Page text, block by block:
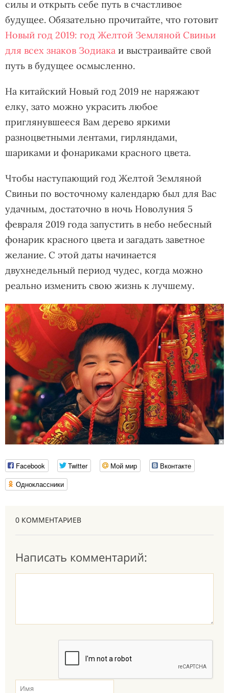
силы и открыть себе путь в счастливое
будущее. Обязательно прочитайте, что готовит
Новый год 2019: год Желтой Земляной Свиньи
для всех знаков Зодиака и выстраивайте свой
путь в будущее осмысленно.
На китайский Новый год 2019 не наряжают
елку, зато можно украсить любое
приглянувшееся Вам дерево яркими
разноцветными лентами, гирляндами,
шариками и фонариками красного цвета.
Чтобы наступающий год Желтой Земляной
Свиньи по восточному календарю был для Вас
удачным, достаточно в ночь Новолуния 5
февраля 2019 года запустить в небо небесный
фонарик красного цвета и загадать заветное
желание. С этой даты начинается
двухнедельный период чудес, когда можно
реально изменить свою жизнь к лучшему.
Facebook Twitter Мой мир
Вконтакте
Одноклассники
0 КОММЕНТАРИЕВ
Написать комментарий: